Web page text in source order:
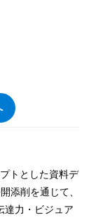
トとした資料デ
添削を通じて、
達力・ビジュア